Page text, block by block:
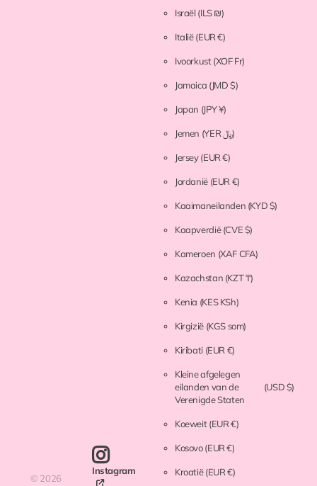
© 2026
Instagram
Israël (ILS ₪)
Italië(EUR €)
Ivoorkust(XOF Fr)
Jamaica (JMD $)
Japan (JPY ¥)
Jemen (YER ﷼)
Jersey(EUR €)
Jordanië (EUR €)
Kaaimaneilanden (KYD $)
Kaapverdië(CVE $)
Kameroen (XAF CFA)
Kazachstan (KZT ₸)
Kenia (KES KSh)
Kirgizië (KGS som)
Kiribati (EUR €)
Kleine afgelegen
eilanden van de
Verenigde Staten
(USD $)
Koeweit(EUR €)
Kosovo(EUR €)
Kroatië(EUR €)